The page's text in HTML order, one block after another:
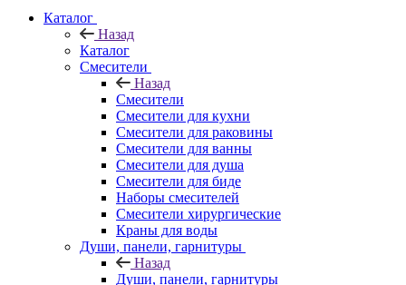
Каталог
Назад
Каталог
Смесители
Назад
Смесители
Смесители для кухни
Смесители для раковины
Смесители для ванны
Смесители для душа
Смесители для биде
Наборы смесителей
Смесители хирургические
Краны для воды
Души, панели, гарнитуры
Назад
Души, панели, гарнитуры